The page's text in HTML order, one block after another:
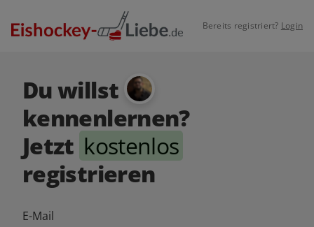
Bereits registriert? Login
Du willst
kennenlernen?
Jetzt kostenlos
registrieren
E-Mail